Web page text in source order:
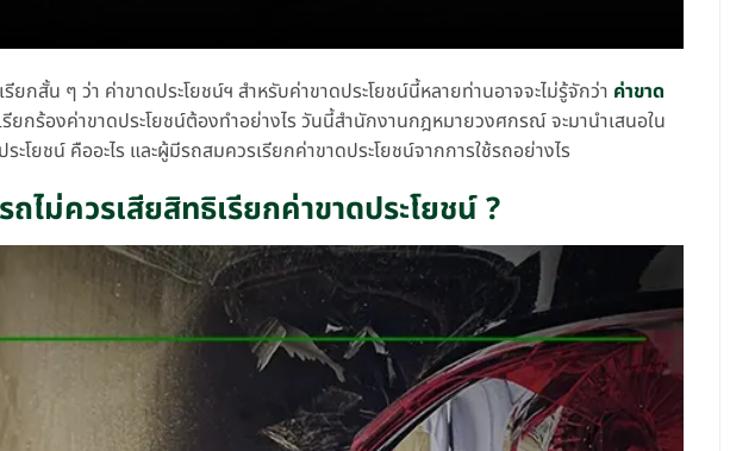
น ๆ ว่า ค่าขาดประโยชน์ฯ สำหรับค่าขาดประโยชน์นี้หลายท่านอาจจะไม่รู้จักว่า ค่าขาด
รียกร้องค่าขาดประโยชน์ต้องทำอย่างไร วันนี้สำนักงานกฎหมายวงศกรณ์ จะมานำเสนอใน
โยชน์ คืออะไร และผู้มีรถสมควรเรียกค่าขาดประโยชน์จากการใช้รถอย่างไร
ไม่ควรเสียสิทธิเรียกค่าขาดประโยชน์ ?